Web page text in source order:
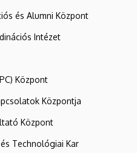
és Alumni Központ
Intézet
Központ
Központja
Központ
Technológiai Kar